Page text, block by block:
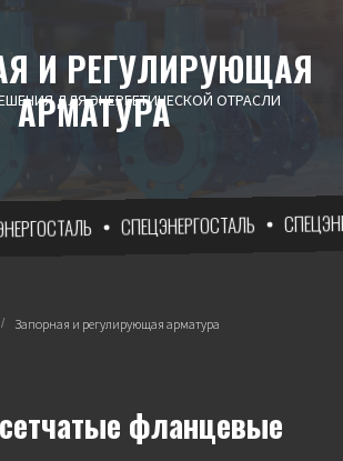
И РЕГУЛИРУЮЩАЯ
АРМАТУРА
ДЛЯ ЭНЕРГЕТИЧЕСКОЙ ОТРАСЛИ
СПЕЦЭНЕРГОСТАЛЬ СПЕЦЭНЕРГОСТАЛЬ
/ Запорная и регулирующая арматура
фланцевые